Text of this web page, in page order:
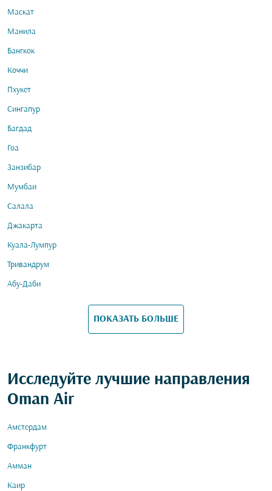
Маскат
Манила
Бангкок
Коччи
Пхукет
Сингапур
Багдад
Гоа
Занзибар
Мумбаи
Салала
Джакарта
Куала-Лумпур
Тривандрум
Абу-Даби
ПОКАЗАТЬ БОЛЬШЕ
Исследуйте лучшие направления
Oman Air
Амстердам
Франкфурт
Амман
Каир